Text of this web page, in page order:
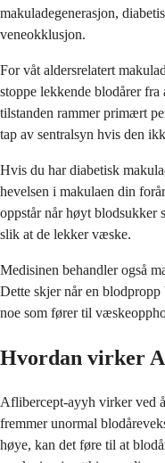
makuladegenerasjon,
veneokklusjon.
For våt aldersrelatert
stoppe lekkende blodårer
tilstanden rammer primært
tap av sentralsyn hvis den
Hvis du har diabetisk
hevelsen i makulaen din
oppstår når høyt blodsukker
slik at de lekker væske.
Medisinen behandler også
Dette skjer når en
noe som fører til
Hvordan virker
Aflibercept-ayyh virker ved
fremmer unormal
høye, kan det føre til at